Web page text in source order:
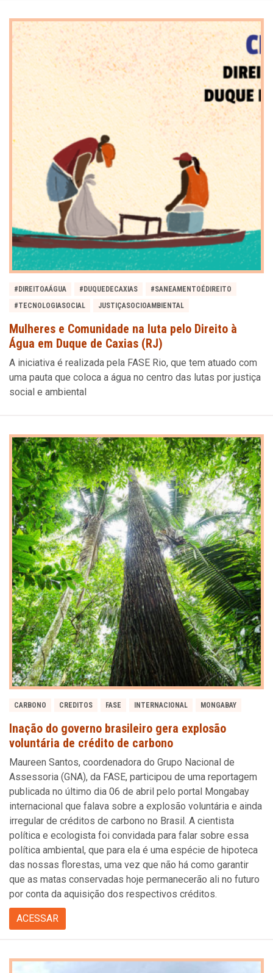
#DIREITOAÁGUA #DUQUEDECAXIAS
#SANEAMENTOÉDIREITO
#TECNOLOGIASOCIAL
JUSTIÇASOCIOAMBIENTAL
Mulheres e Comunidade na luta pelo Direito à
Água em Duque de Caxias (RJ)
A iniciativa é realizada pela FASE Rio, que tem atuado com
uma pauta que coloca a água no centro das lutas por justiça
social e ambiental
CARBONO CREDITOS FASE INTERNACIONAL MONGABAY
Inação do governo brasileiro gera explosão
voluntária de crédito de carbono
Maureen Santos, coordenadora do Grupo Nacional de
Assessoria (GNA), da FASE, participou de uma reportagem
publicada no último dia 06 de abril pelo portal Mongabay
internacional que falava sobre a explosão voluntária e ainda
irregular de créditos de carbono no Brasil. A cientista
política e ecologista foi convidada para falar sobre essa
política ambiental, que para ela é uma espécie de hipoteca
das nossas florestas, uma vez que não há como garantir
que as matas conservadas hoje permanecerão ali no futuro
por conta da aquisição dos respectivos créditos.
ACESSAR